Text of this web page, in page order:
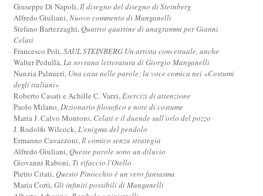
Giuseppe Di Napoli,Il disegno del disegno di Steinberg
Alfredo Giuliani,Nuovo commento di Manganelli
Stefano Bartezzaghi,Quattro quartine di anagrammi per Gianni
Celati
Francesco Poli,SAUL STEINBERG Un artista concettuale, anche
Walter Pedullà,La sovrana letteratura di Giorgio Manganelli
Nunzia Palmieri, Una casa nelle parole: la voce comica nei «Costumi
degli italiani»
Roberto Casati e Achille C. Varzi,Esercizi di attenzione
Paolo Milano,Dizionario filosofico e note di costume
Maria J. Calvo Montoro, Celati e il duende sull’orlo del pozzo
J. Rodolfo Wilcock,L'enigma del pendolo
Ermanno Cavazzoni,Il comico senza strategia
Alfredo Giuliani,Queste parole sono un diluvio
Giovanni Raboni, Ti rifaccio l'Otello
Pietro Citati,Questo Pinocchio è un vero fantasma
Maria Corti,Gli infiniti possibili di Manganelli